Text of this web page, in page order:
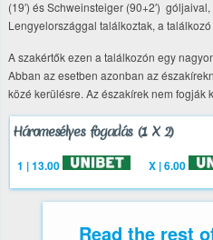
(19′) és Schweinsteiger (90+2′)
Lengyelországgal találkoztak, a
A szakértők ezen a találkozón egy
Abban az esetben azonban az
közé kerülésre. Az északírek nem fogják
Háromesélyes fogadás (1 X 2)
1 | 13.00 X | 6.00
Read the rest